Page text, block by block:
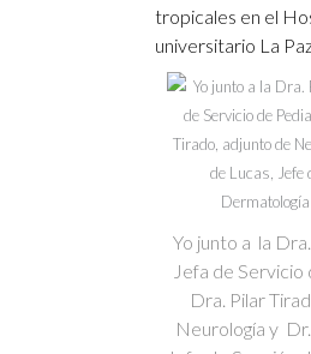
tropicales en el
universitario La
Yo junto a la
Jefa de
Dra. Pilar
Neurología y